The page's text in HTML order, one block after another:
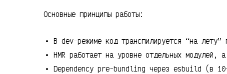
Основные принципы работы:
В dev-режиме код транспилируется “на лету”
HMR работает на уровне отдельных модулей,
Dependency pre-bundling через esbuild (в